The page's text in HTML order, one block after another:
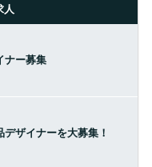
人
ナー募集
ザイナーを大募集！